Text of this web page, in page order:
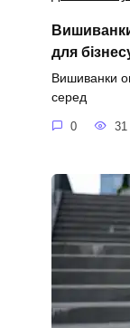
для
Вишиванки
серед
0 31